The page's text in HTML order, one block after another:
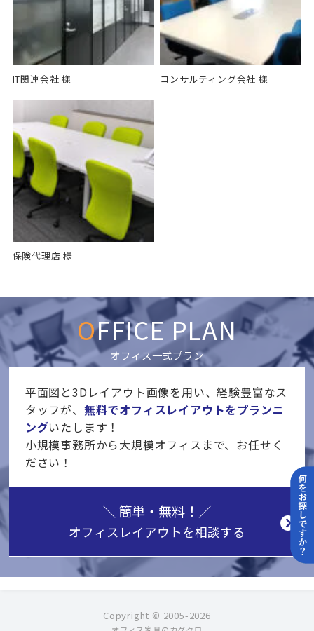
IT関連会社 様 コンサルティング会社 様
保険代理店 様
OFFICE PLAN
オフィス一式プラン
平面図と3Dレイアウト画像を用い、経験豊富なス
タッフが、 無料でオフィスレイアウトをプランニ
ングいたします！
小規模事務所から大規模オフィスまで、お任せく
ださい！
＼ 簡単・無料！／
オフィスレイアウト を相談する
Copyright © 2005-2026